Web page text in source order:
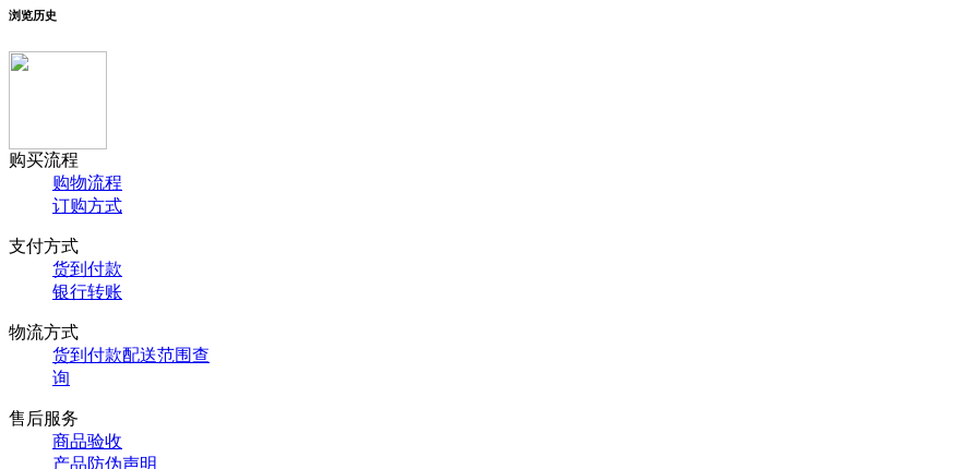
浏览历史
购买流程
购物流程
订购方式
支付方式
货到付款
银行转账
物流方式
货到付款配送范围查
询
售后服务
商品验收
产品防伪声明